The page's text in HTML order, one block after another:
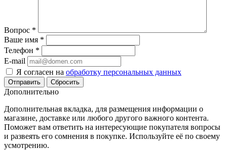
Вопрос *
Ваше имя *
Телефон *
E-mail
Я согласен на обработку персональных данных
Сбросить
Дополнительно
Дополнительная вкладка, для размещения информации о
магазине, доставке или любого другого важного контента.
Поможет вам ответить на интересующие покупателя вопросы
и развеять его сомнения в покупке. Используйте её по своему
усмотрению.